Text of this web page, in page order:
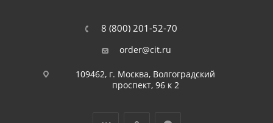
8 (800) 201-52-70
order@cit.ru
109462, г. Москва, Волгоградский
проспект, 96 к 2